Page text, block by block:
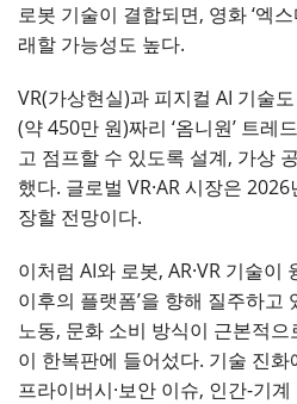
로봇 기술이 결합되면, 영화 ‘엑
래할 가능성도 높다.
VR(가상현실)과 피지컬 AI 기술
(약 450만 원)짜리 ‘옴니원’ 트레
고 점프할 수 있도록 설계, 가상
했다. 글로벌 VR·AR 시장은
장할 전망이다.
이처럼 AI와 로봇, AR·VR 기술이
이후의 플랫폼’을 향해 질주하고
노동, 문화 소비 방식이 근본적
이 한복판에 들어섰다. 기술 진
프라이버시·보안 이슈, 인간-기